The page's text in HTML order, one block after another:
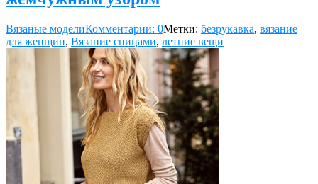
Вязаные моделиКомментарии: 0Метки: безрукавка, вязание
для женщин, Вязание спицами, летние вещи